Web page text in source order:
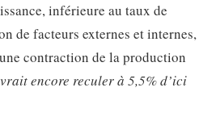
inférieure au taux de
de facteurs externes et internes,
contraction de la production
encore reculer à 5,5% d’ici